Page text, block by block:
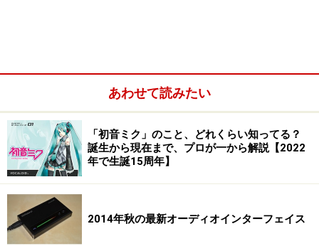
※記事内容は執筆時点のものです。最新の内容をご確認くださ
い。
あわせて読みたい
「初音ミク」のこと、どれくらい知ってる？
誕生から現在まで、プロが一から解説【2022
年で生誕15周年】
2014年秋の最新オーディオインターフェイス